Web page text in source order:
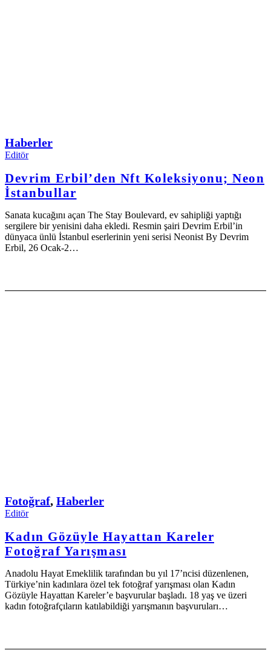
Haberler
Editör
Devrim Erbil’den Nft Koleksiyonu; Neon
İstanbullar
Sanata kucağını açan The Stay Boulevard, ev sahipliği yaptığı
sergilere bir yenisini daha ekledi. Resmin şairi Devrim Erbil’in
dünyaca ünlü İstanbul eserlerinin yeni serisi Neonist By Devrim
Erbil, 26 Ocak-2…
Fotoğraf, Haberler
Editör
Kadın Gözüyle Hayattan Kareler
Fotoğraf Yarışması
Anadolu Hayat Emeklilik tarafından bu yıl 17’ncisi düzenlenen,
Türkiye’nin kadınlara özel tek fotoğraf yarışması olan Kadın
Gözüyle Hayattan Kareler’e başvurular başladı. 18 yaş ve üzeri
kadın fotoğrafçıların katılabildiği yarışmanın başvuruları…